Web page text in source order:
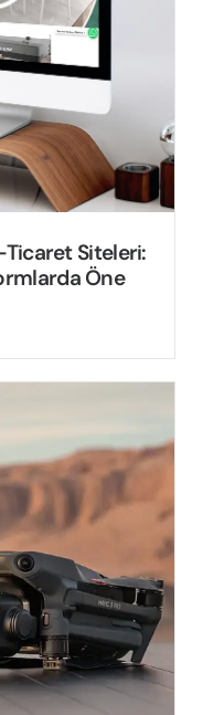
Ticaret Siteleri:
Öne